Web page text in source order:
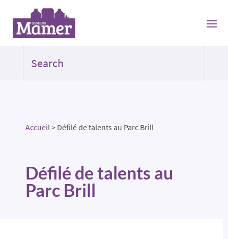
Accueil> Défilé de talents au Parc Brill
Défilé de talents au
Parc Brill